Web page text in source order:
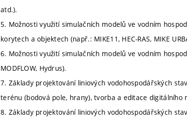
atd.).
5. Možnosti využití simulačních modelů ve vodním
korytech a objektech (např.: MIKE11, HEC-RAS, MIKE
6. Možnosti využití simulačních modelů ve vodním
MODFLOW, Hydrus).
7. Základy projektování liniových vodohospodářských
terénu (bodová pole, hrany), tvorba a editace digitálního
8. Základy projektování liniových vodohospodářských